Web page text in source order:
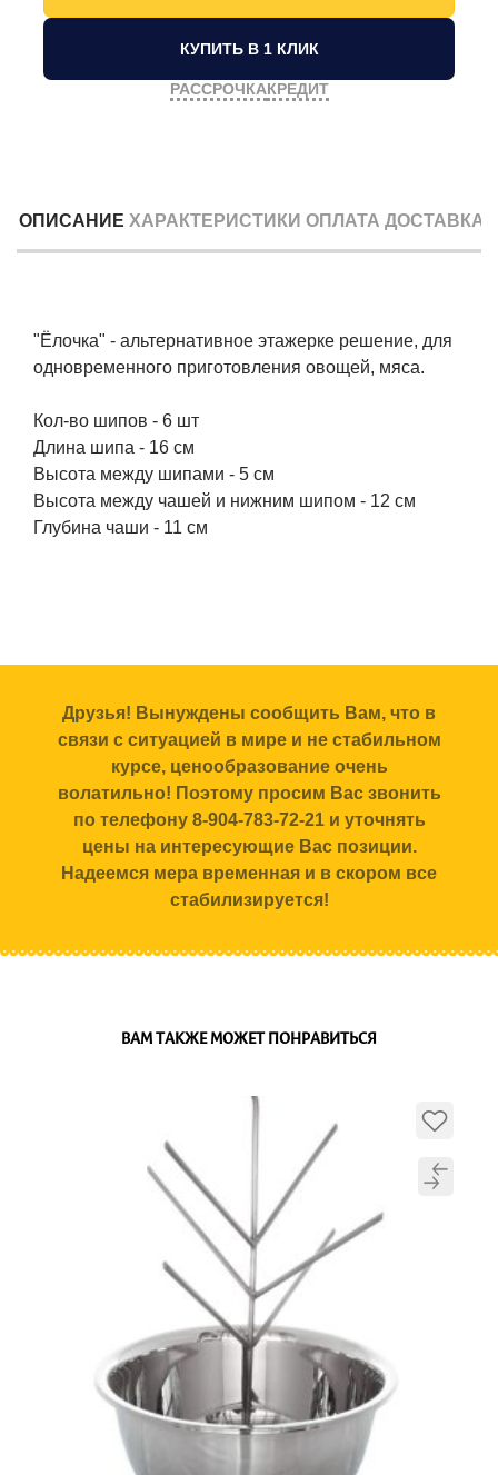
КУПИТЬ В 1 КЛИК
РАССРОЧКАКРЕДИТ
ОПИСАНИЕ ХАРАКТЕРИСТИКИ ОПЛАТА ДОСТАВКА
"Ёлочка" - альтернативное этажерке решение, для
одновременного приготовления овощей, мяса.
Кол-во шипов - 6 шт
Длина шипа - 16 см
Высота между шипами - 5 см
Высота между чашей и нижним шипом - 12 см
Глубина чаши - 11 см
Друзья! Вынуждены сообщить Вам, что в
связи с ситуацией в мире и не стабильном
курсе, ценообразование очень
волатильно! Поэтому просим Вас звонить
по телефону 8-904-783-72-21 и уточнять
цены на интересующие Вас позиции.
Надеемся мера временная и в скором все
стабилизируется!
ВАМ ТАКЖЕ МОЖЕТ ПОНРАВИТЬСЯ